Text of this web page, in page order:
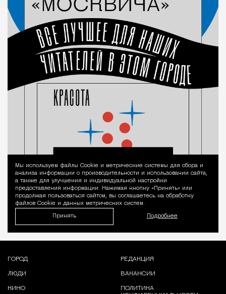
Уведомление
Мы используем файлы Сookie и метрические системы для сбора и
анализа информации о производительности и использовании сайта,
а также для улучшения и индивидуальной настройки
предоставления информации. Нажимая кнопку «Принять» или
продолжая пользоваться сайтом, вы соглашаетесь на обработку
файлов Cookie и данных метрических систем.
Принять Подробнее
ГОРОД
ЛЮДИ
КИНО
РЕДАКЦИЯ
ВАКАНСИИ
ПОЛИТИКА